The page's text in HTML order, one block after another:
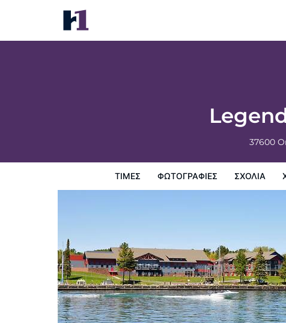
37600
ΤΙΜΈΣ ΦΩΤΟΓΡΑΦΊΕΣ ΣΧΌΛΙΑ
Legendary Waters Resort & Casino
Τιμές